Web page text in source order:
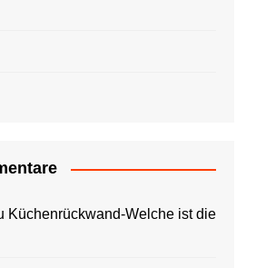
Küchenrückwand-Welche ist die